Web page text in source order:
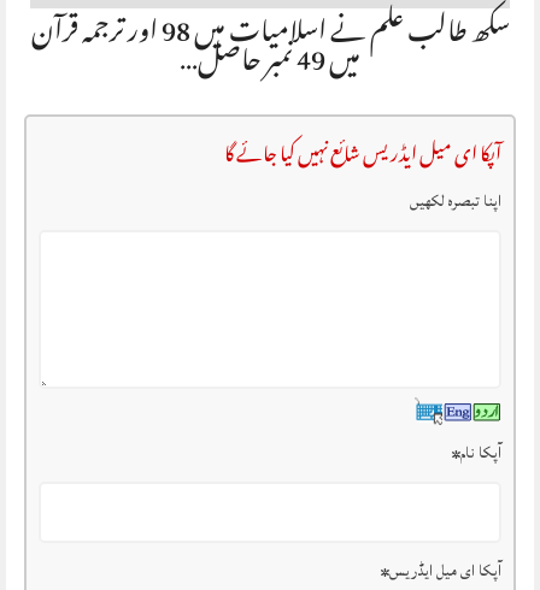
سکھ طالب علم نے اسلامیات میں 98 اور ترجمہ قرآن میں 49 نمبر حاصل…
آپکا ای میل ایڈریس شائع نہیں کیا جائے گا
اپنا تبصرہ لکھیں
آپکا نام*
آپکا ای میل ایڈریس*